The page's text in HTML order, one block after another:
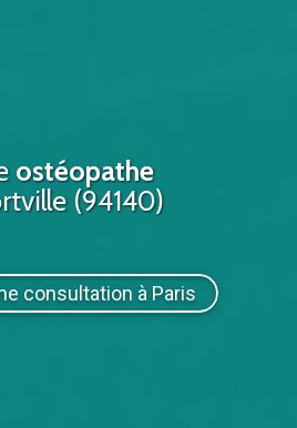
ostéopathe
(94140)
consultation à Paris